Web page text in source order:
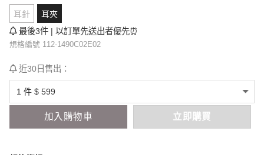
耳針
耳夾
最後3件 | 以訂單先送出者優先⏰
規格編號 112-1490C02E02
近30日售出：
加入購物車 立即購買